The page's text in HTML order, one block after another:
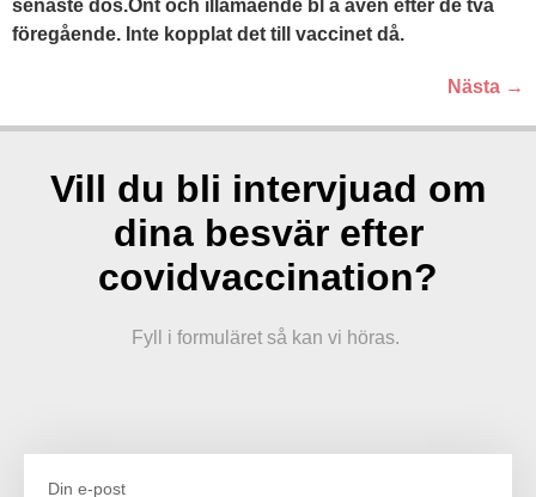
senaste dos.Ont och illamående bl a även efter de två
föregående. Inte kopplat det till vaccinet då.
Nästa →
Vill du bli intervjuad om
dina besvär efter
covidvaccination?
Fyll i formuläret så kan vi höras.